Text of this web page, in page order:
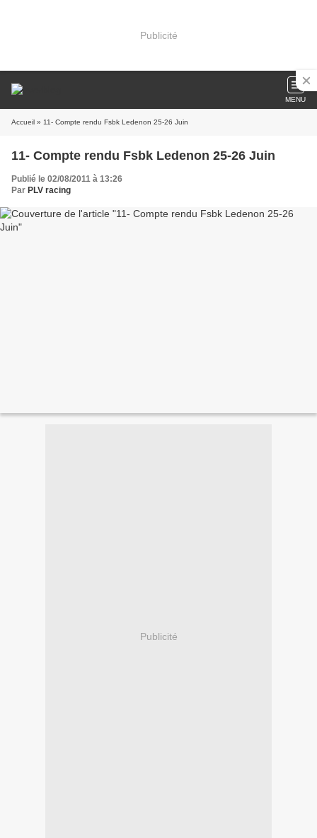
Publicité
MENU
Accueil » 11- Compte rendu Fsbk Ledenon 25-26 Juin
11- Compte rendu Fsbk Ledenon 25-26 Juin
Publié le 02/08/2011 à 13:26
Par PLV racing
Publicité